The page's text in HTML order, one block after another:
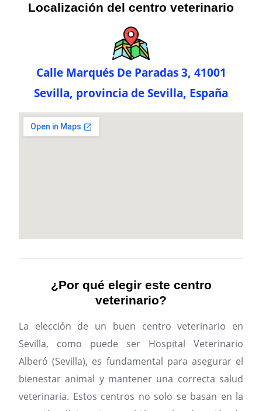
Localización del centro veterinario
Calle Marqués De Paradas 3, 41001
Sevilla, provincia de Sevilla, España
¿Por qué elegir este centro
veterinario?
La elección de un buen centro veterinario en
Sevilla, como puede ser Hospital Veterinario
Alberó (Sevilla), es fundamental para asegurar el
bienestar animal y mantener una correcta salud
veterinaria. Estos centros no solo se basan en la